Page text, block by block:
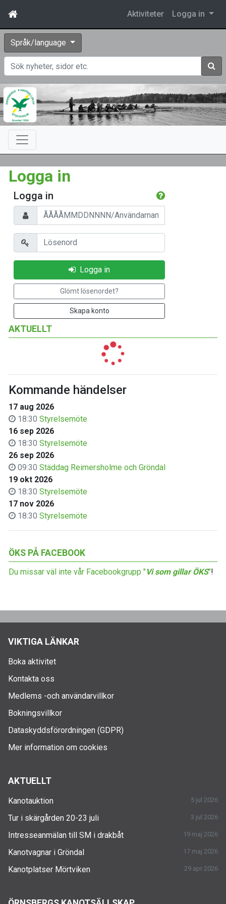
Aktiviteter Logga in
Språk/language
Sök
AKTUELLT
Kommande händelser
17 aug 2026
18:30 Styrelsemöte
16 sep 2026
18:30 Styrelsemöte
26 sep 2026
09:30 Städdag Reimersholme och Gröndal
19 okt 2026
18:30 Styrelsemöte
17 nov 2026
18:30 Styrelsemöte
ÖKS PÅ FACEBOOK
Du missar väl inte vår Facebookgrupp "Vi som gillar ÖKS"!
Logga in
Logga in
Personnummer/Användarnamn
Lösenord
Logga in
Glömt lösenordet?
Skapa konto
VIKTIGA LÄNKAR
Boka aktivitet
Kontakta oss
Medlems -och användarvillkor
Bokningsvillkor
Dataskyddsförordningen (GDPR)
Mer information om cookies
AKTUELLT
Kanotauktion 5 jul 2026
Tur i skärgården 20-23 juli 3 jul 2026
Intresseanmälan till SM i drakbåt 19 maj 2026
Kanotvagnar i Gröndal 17 maj 2026
Kanotplatser Mörtviken 29 apr 2026